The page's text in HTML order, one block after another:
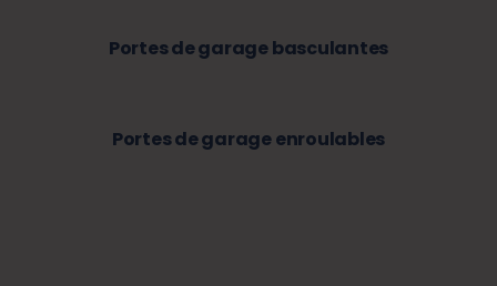
Portes de garage basculantes
Portes de garage enroulables